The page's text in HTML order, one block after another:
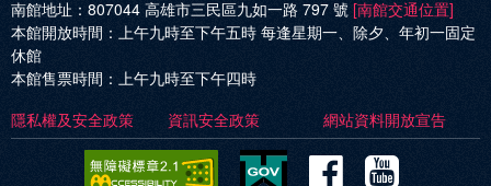
南館地址： 807044 高雄市三民區九如一路 797 號 [南館交通位置]
本館開放時間： 上午九時至下午五時 每逢星期一、除夕、年初一固定
休館
本館售票時間： 上午九時至下午四時
隱私權及安全政策
資訊安全政策 網站資料開放宣告